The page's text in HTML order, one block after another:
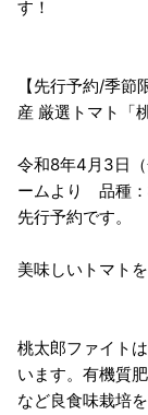
す！
【先行予約/季
産 厳選トマト「
令和8年4月3日
ームより 品種
先行予約です。
美味しいトマト
桃太郎ファイト
います。有機質
など良食味栽培